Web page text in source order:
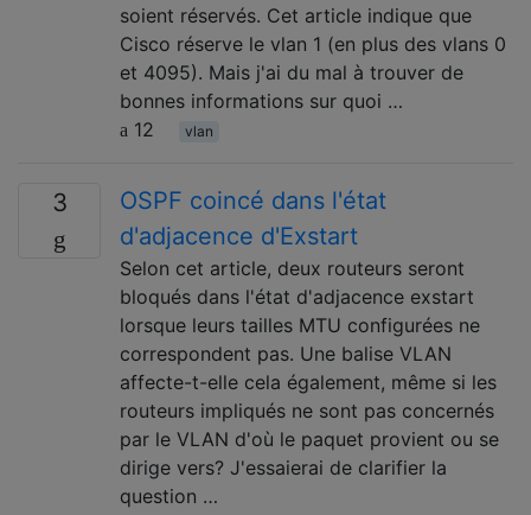
soient réservés. Cet article indique que
Cisco réserve le vlan 1 (en plus des vlans 0
et 4095). Mais j'ai du mal à trouver de
bonnes informations sur quoi …
12
vlan
3
OSPF coincé dans l'état
d'adjacence d'Exstart
Selon cet article, deux routeurs seront
bloqués dans l'état d'adjacence exstart
lorsque leurs tailles MTU configurées ne
correspondent pas. Une balise VLAN
affecte-t-elle cela également, même si les
routeurs impliqués ne sont pas concernés
par le VLAN d'où le paquet provient ou se
dirige vers? J'essaierai de clarifier la
question …